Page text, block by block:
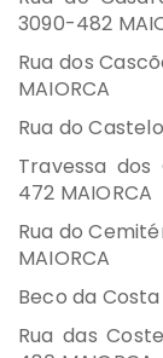
3090-482
Rua dos
MAIORCA
Rua do
Travessa
472 MAIORCA
Rua do
MAIORCA
Beco da
Rua das